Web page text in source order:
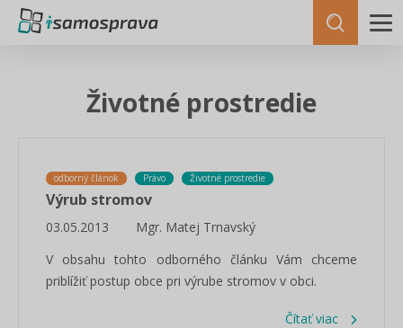
Životné prostredie
odborný článok Právo Životné prostredie
Výrub stromov
03.05.2013
Mgr. Matej Trnavský
V obsahu tohto odborného článku Vám chceme
priblížiť postup obce pri výrube stromov v obci.
Čítať viac